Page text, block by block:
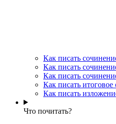
Как писать
Как писать
Как писать
Как писать итоговое
Как писать
Что почитать?